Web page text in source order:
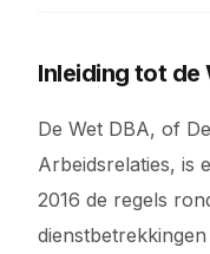
Inleiding tot de
De Wet DBA, of
Arbeidsrelaties, is
2016 de regels